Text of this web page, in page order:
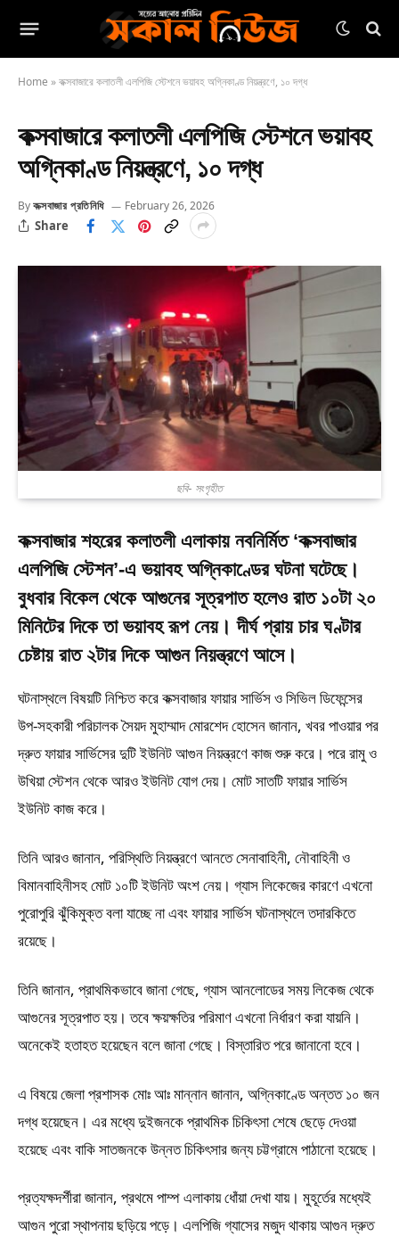
Home »কক্সবাজারে কলাতলী এলপিজি স্টেশনে ভয়াবহ অগ্নিকাণ্ড নিয়ন্ত্রণে, ১০ দগ্ধ
কক্সবাজারে কলাতলী এলপিজি স্টেশনে ভয়াবহ
অগ্নিকাণ্ড নিয়ন্ত্রণে, ১০ দগ্ধ
Byকক্সবাজার প্রতিনিধি February 26, 2026
Share
ছবি- সংগৃহীত
কক্সবাজার শহরের কলাতলী এলাকায় নবনির্মিত ‘কক্সবাজার
এলপিজি স্টেশন’-এ ভয়াবহ অগ্নিকাণ্ডের ঘটনা ঘটেছে।
বুধবার বিকেল থেকে আগুনের সূত্রপাত হলেও রাত ১০টা ২০
মিনিটের দিকে তা ভয়াবহ রূপ নেয়। দীর্ঘ প্রায় চার ঘণ্টার
চেষ্টায় রাত ২টার দিকে আগুন নিয়ন্ত্রণে আসে।
ঘটনাস্থলে বিষয়টি নিশ্চিত করে কক্সবাজার ফায়ার সার্ভিস ও সিভিল ডিফেন্সের
উপ-সহকারী পরিচালক সৈয়দ মুহাম্মাদ মোরশেদ হোসেন জানান, খবর পাওয়ার পর
দ্রুত ফায়ার সার্ভিসের দুটি ইউনিট আগুন নিয়ন্ত্রণে কাজ শুরু করে। পরে রামু ও
উখিয়া স্টেশন থেকে আরও ইউনিট যোগ দেয়। মোট সাতটি ফায়ার সার্ভিস
ইউনিট কাজ করে।
তিনি আরও জানান, পরিস্থিতি নিয়ন্ত্রণে আনতে সেনাবাহিনী, নৌবাহিনী ও
বিমানবাহিনীসহ মোট ১০টি ইউনিট অংশ নেয়। গ্যাস লিকেজের কারণে এখনো
পুরোপুরি ঝুঁকিমুক্ত বলা যাচ্ছে না এবং ফায়ার সার্ভিস ঘটনাস্থলে তদারকিতে
রয়েছে।
তিনি জানান, প্রাথমিকভাবে জানা গেছে, গ্যাস আনলোডের সময় লিকেজ থেকে
আগুনের সূত্রপাত হয়। তবে ক্ষয়ক্ষতির পরিমাণ এখনো নির্ধারণ করা যায়নি।
অনেকেই হতাহত হয়েছেন বলে জানা গেছে। বিস্তারিত পরে জানানো হবে।
এ বিষয়ে জেলা প্রশাসক মোঃ আঃ মান্নান জানান, অগ্নিকাণ্ডে অন্তত ১০ জন
দগ্ধ হয়েছেন। এর মধ্যে দুইজনকে প্রাথমিক চিকিৎসা শেষে ছেড়ে দেওয়া
হয়েছে এবং বাকি সাতজনকে উন্নত চিকিৎসার জন্য চট্টগ্রামে পাঠানো হয়েছে।
প্রত্যক্ষদর্শীরা জানান, প্রথমে পাম্প এলাকায় ধোঁয়া দেখা যায়। মুহূর্তের মধ্যেই
আগুন পুরো স্থাপনায় ছড়িয়ে পড়ে। এলপিজি গ্যাসের মজুদ থাকায় আগুন দ্রুত